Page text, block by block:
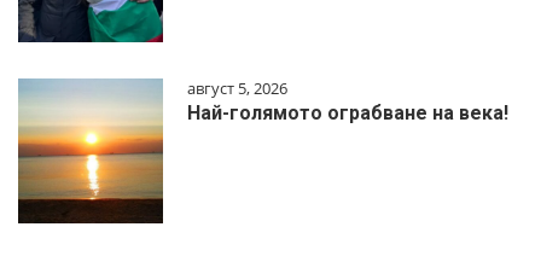
август 5, 2026
Най-голямото ограбване на века!